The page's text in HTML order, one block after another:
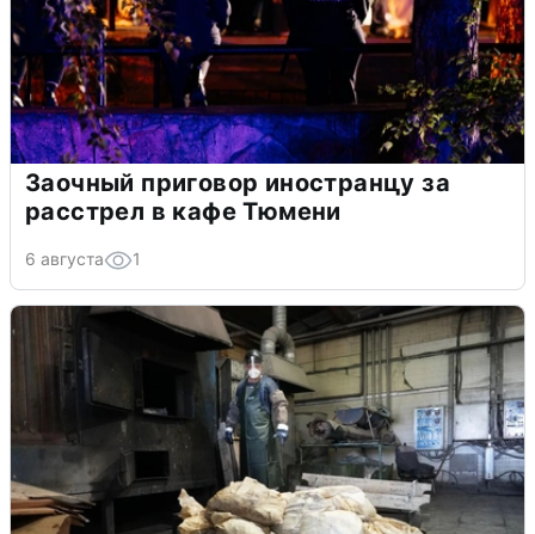
Заочный приговор иностранцу за
расстрел в кафе Тюмени
6 августа 1